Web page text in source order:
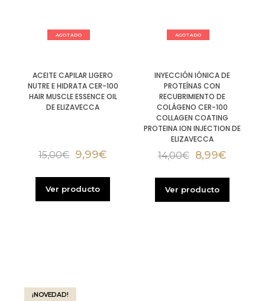
AGOTADO
ACEITE CAPILAR LIGERO
NUTRE E HIDRATA CER-100
HAIR MUSCLE ESSENCE OIL
DE ELIZAVECCA
15,00€ 9,99€
Ver producto
AGOTADO
INYECCIÓN IÓNICA DE
PROTEÍNAS CON
RECUBRIMIENTO DE
COLÁGENO CER-100
COLLAGEN COATING
PROTEINA ION INJECTION DE
ELIZAVECCA
14,00€ 8,99€
Ver producto
¡NOVEDAD!